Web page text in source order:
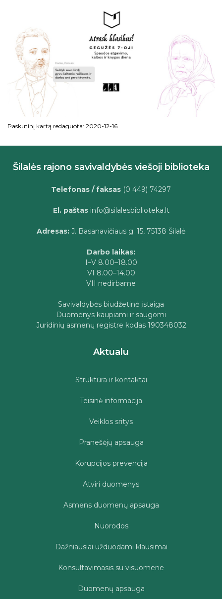
Paskutinį kartą redaguota: 2020-12-16
Šilalės rajono savivaldybės viešoji biblioteka
Telefonas / faksas (0 449) 74297
El. paštasinfo@silalesbiblioteka.lt
Adresas: J. Basanavičiaus g. 15, 75138 Šilalė
Darbo laikas:
I–V 8.00–18.00
VI 8.00–14.00
VII nedirbame
Savivaldybės biudžetinė įstaiga
Duomenys kaupiami ir saugomi
Juridinių asmenų registre kodas 190348032
Aktualu
Struktūra ir kontaktai
Teisinė informacija
Veiklos sritys
Pranešėjų apsauga
Korupcijos prevencija
Atviri duomenys
Asmens duomenų apsauga
Nuorodos
Dažniausiai užduodami klausimai
Konsultavimasis su visuomene
Duomenų apsauga